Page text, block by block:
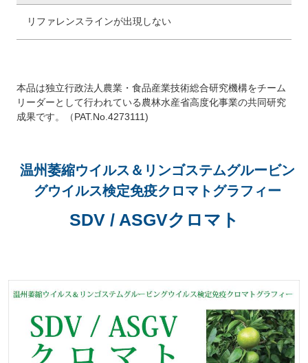
リファレンスラインが出現しない
本品は独立行政法人農業・食品産業技術総合研究機構をチーム
リーダーとして行われている農林水産省高度化事業の共同研究
成果です。（PAT.No.4273111)
温州萎縮ウイルス＆リンゴステムグルービン
グウイルス検定免疫クロマトグラフィー
SDV / ASGVクロマト